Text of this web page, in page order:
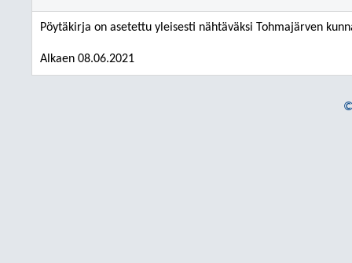
Pöytäkirja on asetettu yleisesti nähtäväksi Tohmajärven
Alkaen 08.06.2021